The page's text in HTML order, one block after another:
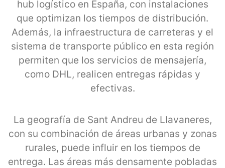
hub logístico en España, con instalaciones
que optimizan los tiempos de distribución.
Además, la infraestructura de carreteras y el
sistema de transporte público en esta región
permiten que los servicios de mensajería,
como DHL, realicen entregas rápidas y
efectivas.
La geografía de Sant Andreu de Llavaneres,
con su combinación de áreas urbanas y zonas
rurales, puede influir en los tiempos de
entrega. Las áreas más densamente pobladas